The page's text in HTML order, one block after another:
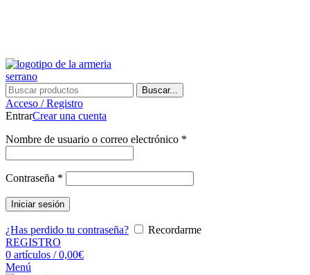
Buscar...
Acceso / Registro
EntrarCrear una cuenta
Nombre de usuario o correo electrónico *
Contraseña *
Iniciar sesión
¿Has perdido tu contraseña?
Recordarme
REGISTRO
0 artículos / 0,00€
Menú